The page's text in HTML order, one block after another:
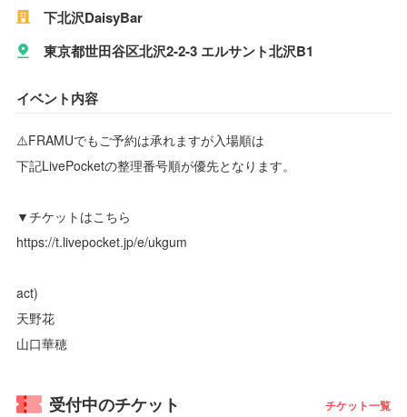
下北沢DaisyBar
東京都世田谷区北沢2-2-3 エルサント北沢B1
イベント内容
⚠️FRAMUでもご予約は承れますが入場順は
下記LivePocketの整理番号順が優先となります。
▼チケットはこちら
https://t.livepocket.jp/e/ukgum
act)
天野花
山口華穂
受付中のチケット チケット一覧